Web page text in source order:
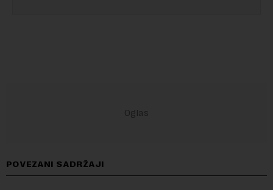
POVEZANI SADRŽAJI